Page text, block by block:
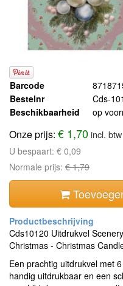
Barcode
Bestelnr
Cds-
Beschikbaarheid
op
Onze prijs: € 1,70incl. btw
U bespaart: € 0,09
Normale prijs: € 1,79
Cds10120 Uitdrukvel
Christmas - Christmas
Een prachtig uitdrukvel met
handig uitdrukbaar en een